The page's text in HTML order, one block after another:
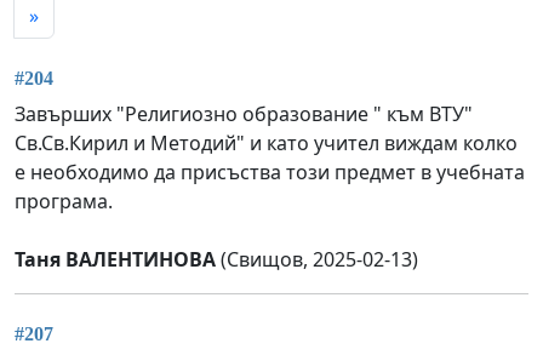
»
#204
Завърших "Религиозно образование " към ВТУ"
Св.Св.Кирил и Методий" и като учител виждам колко
е необходимо да присъства този предмет в учебната
програма.
Таня ВАЛЕНТИНОВА(Свищов, 2025-02-13)
#207